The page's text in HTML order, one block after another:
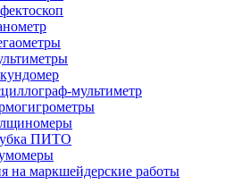
мультиметр
ПИТО
на маркшейдерские работы